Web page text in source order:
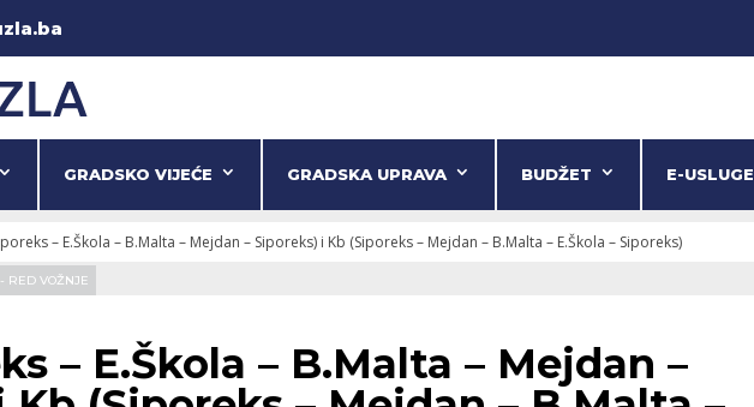
GRADSKO VIJEĆE GRADSKA UPRAVA BUDŽET E-USLUGE
– E.Škola – B.Malta – Mejdan – Siporeks) i Kb (Siporeks – Mejdan – B.Malta – E.Škola – Siporeks)
RED VOŽNJE
– E.Škola – B.Malta – Mejdan –